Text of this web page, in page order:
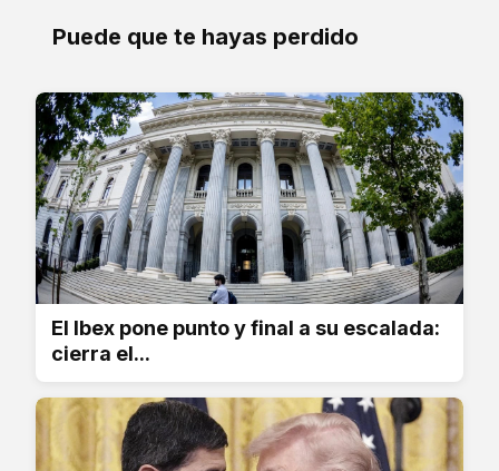
Puede que te hayas perdido
El Ibex pone punto y final a su escalada:
cierra el...